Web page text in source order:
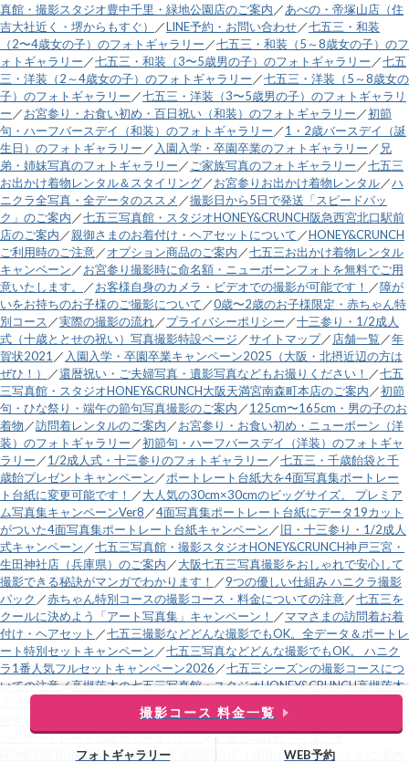
撮影コース 料金一覧
フォトギャラリー WEB予約
真館・撮影スタジオ豊中千里・緑地公園店のご案内 ／あべの・帝塚山店（住
吉大社近く・堺からもすぐ）
／LINE予約・お問い合わせ／七五三・和装
（2〜4歳女の子）のフォトギャラリー ／七五三・和装（5～8歳女の子）のフ
ォトギャラリー ／七五三・和装（3〜5歳男の子）のフォトギャラリー ／七五
三・洋装（2～4歳女の子）のフォトギャラリー ／七五三・洋装（5～8歳女の
子）のフォトギャラリー ／七五三・洋装（3〜5歳男の子）のフォトギャラリ
ー ／お宮参り・お食い初め・百日祝い（和装）のフォトギャラリー ／初節
句・ハーフバースデイ（和装）のフォトギャラリー ／1・2歳バースデイ（誕
生日）のフォトギャラリー ／ 入園入学・卒園卒業のフォトギャラリー ／ 兄
弟・姉妹写真のフォトギャラリー ／ ご家族写真のフォトギャラリー ／七五三
お出かけ着物レンタル＆スタイリング／お宮参りお出かけ着物レンタル／ハ
ニクラ全写真・全データのススメ ／撮影日から5日で発送「スピードパッ
ク」のご案内 ／七五三写真館・スタジオHONEY&CRUNCH阪急西宮北口駅前
店のご案内 ／親御さまのお着付け・ヘアセットについて ／HONEY&CRUNCH
ご利用時のご注意／オプション商品のご案内 ／七五三お出かけ着物レンタル
キャンペーン ／お宮参り撮影時に命名額・ニューボーンフォトを無料でご用
意いたします。
／お客様自身のカメラ・ビデオでの撮影が可能です！ ／障が
いをお持ちのお子様のご撮影について ／0歳〜2歳のお子様限定・赤ちゃん特
別コース ／実際の撮影の流れ／プライバシーポリシー ／十三参り・1/2成人
式（十歳ととせの祝い）写真撮影特設ページ ／サイトマップ／ 店舗一覧 ／年
賀状2021 ／ 入園入学・卒園卒業キャンペーン2025（大阪・北摂近辺の方は
ぜひ！）
／還暦祝い・ご夫婦写真・遺影写真などもお撮りください！ ／七五
三写真館・スタジオHONEY&CRUNCH大阪天満宮南森町本店のご案内 ／初節
句・ひな祭り・端午の節句写真撮影のご案内 ／125cm〜165cm・男の子のお
着物 ／訪問着レンタルのご案内 ／お宮参り・お食い初め・ニューボーン（洋
装）のフォトギャラリー ／初節句・ハーフバースデイ（洋装）のフォトギャ
ラリー ／1/2成人式・十三参りのフォトギャラリー ／七五三・千歳飴袋と千
歳飴プレゼントキャンペーン ／ポートレート台紙大を4面写真集ポートレー
ト台紙に変更可能です！ ／大人気の30cm×30cmのビッグサイズ。 プレミア
ム写真集キャンペーンVer8 ／4面写真集ポートレート台紙にデータ19カット
がついた4面写真集ポートレート台紙キャンペーン ／旧・十三参り・1/2成人
式キャンペーン ／七五三写真館・撮影スタジオHONEY&CRUNCH神戸三宮・
生田神社店（兵庫県）のご案内 ／大阪七五三写真撮影をおしゃれで安心して
撮影できる秘訣がマンガでわかります！ ／9つの優しい仕組み ハニクラ撮影
パック ／赤ちゃん特別コースの撮影コース・料金についての注意／七五三を
クールに決めよう「アート写真集」キャンペーン！ ／ママさまの訪問着お着
付け・ヘアセット ／七五三撮影などどんな撮影でもOK。全データ＆ポートレ
ート特別セットキャンペーン ／七五三写真などどんな撮影でもOK。 ハニク
ラ1番人気フルセットキャンペーン2026 ／七五三シーズンの撮影コースにつ
いての注意／高槻茨木の七五三写真館・スタジオHONEY&CRUNCH高槻茨木
店のご案内
直近土日祝の
緑と黒の市松模様と麻の葉模様の、鬼のようにカッコ
いいポートレート台紙ができました。／七五三写真館・スタジオ
HONEY&CRUNCH寝屋川枚方・香里園駅前店（成田山不動尊すぐ）のご案内